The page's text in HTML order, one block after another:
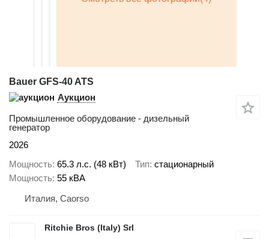
Bauer GFS-40 ATS
Аукцион
Промышленное оборудование - дизельный
генератор
2026
Мощность 65.3 л.с. (48 кВт) Тип стационарный
Мощность 55 кВА
Италия, Caorso
Ritchie Bros (Italy) Srl